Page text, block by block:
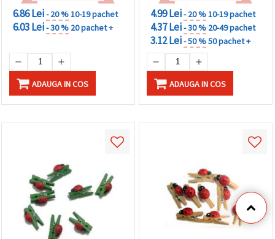
6.86 Lei- 20 %10-19 pachet
6.03 Lei- 30 % 20 pachet +
ADAUGA IN COS
4.99 Lei- 20 %10-19 pachet
4.37 Lei- 30 % 20-49 pachet
3.12 Lei- 50 %50 pachet +
ADAUGA IN COS